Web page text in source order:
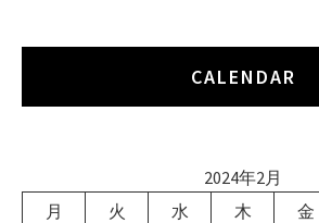
CALENDAR
2024年2月
月
火 水 木 金